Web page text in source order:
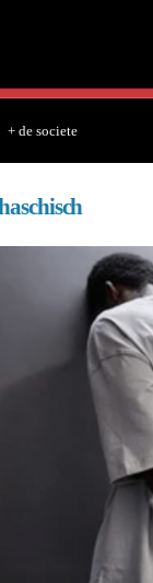
+ de societe